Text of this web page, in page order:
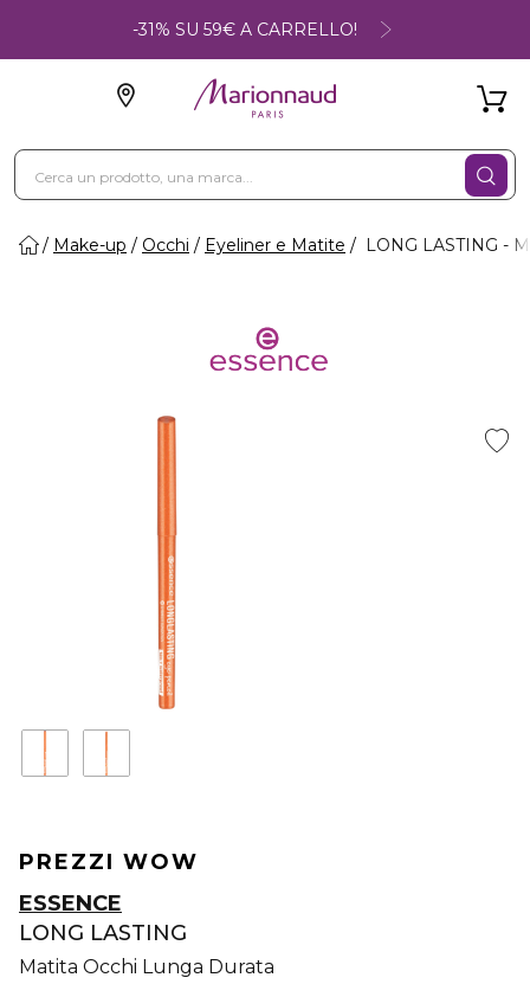
-31% SU 59€ A CARRELLO!
Make-up Occhi Eyeliner e Matite LONG LASTING -
PREZZI WOW
ESSENCE
LONG LASTING
Matita Occhi Lunga Durata